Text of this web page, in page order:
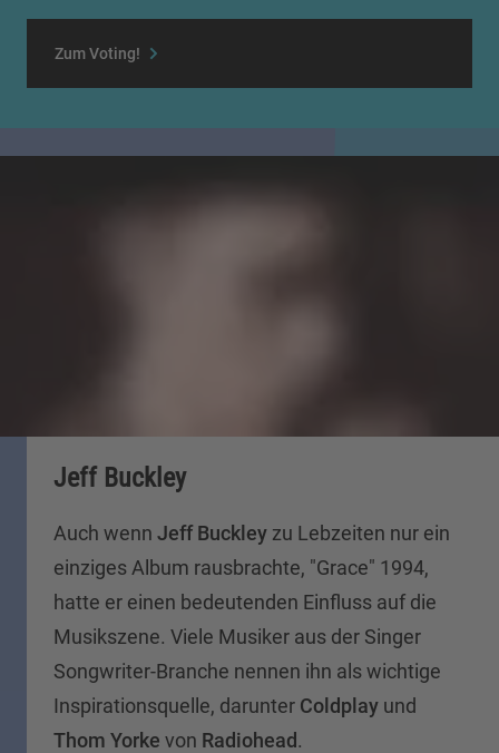
Zum Voting!
Jeff Buckley
Auch wenn Jeff Buckley zu Lebzeiten nur ein
einziges Album rausbrachte, "Grace" 1994,
hatte er einen bedeutenden Einfluss auf die
Musikszene. Viele Musiker aus der Singer
Songwriter-Branche nennen ihn als wichtige
Inspirationsquelle, darunter Coldplay und
Thom Yorke von Radiohead.